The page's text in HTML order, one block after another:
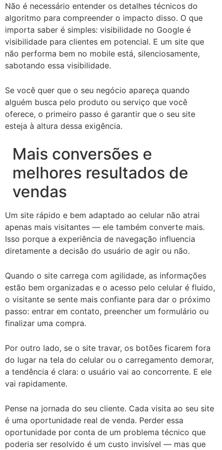
Não é necessário entender os detalhes técnicos do
algoritmo para compreender o impacto disso. O que
importa saber é simples: visibilidade no Google é
visibilidade para clientes em potencial. E um site que
não performa bem no mobile está, silenciosamente,
sabotando essa visibilidade.
Se você quer que o seu negócio apareça quando
alguém busca pelo produto ou serviço que você
oferece, o primeiro passo é garantir que o seu site
esteja à altura dessa exigência.
Mais conversões e
melhores resultados de
vendas
Um site rápido e bem adaptado ao celular não atrai
apenas mais visitantes — ele também converte mais.
Isso porque a experiência de navegação influencia
diretamente a decisão do usuário de agir ou não.
Quando o site carrega com agilidade, as informações
estão bem organizadas e o acesso pelo celular é fluido,
o visitante se sente mais confiante para dar o próximo
passo: entrar em contato, preencher um formulário ou
finalizar uma compra.
Por outro lado, se o site travar, os botões ficarem fora
do lugar na tela do celular ou o carregamento demorar,
a tendência é clara: o usuário vai ao concorrente. E ele
vai rapidamente.
Pense na jornada do seu cliente. Cada visita ao seu site
é uma oportunidade real de venda. Perder essa
oportunidade por conta de um problema técnico que
poderia ser resolvido é um custo invisível — mas que